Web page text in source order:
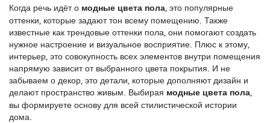
Когда речь идёт о модные цвета пола, это популярные
оттенки, которые задают тон всему помещению. Также
известные как трендовые оттенки пола, они помогают создать
нужное настроение и визуальное восприятие. Плюс к этому,
интерьер, это совокупность всех элементов внутри помещения
напрямую зависит от выбранного цвета покрытия. И не
забываем о декор, это детали, которые дополняют дизайн и
делают пространство живым. Выбирая модные цвета пола,
вы формируете основу для всей стилистической истории
дома.